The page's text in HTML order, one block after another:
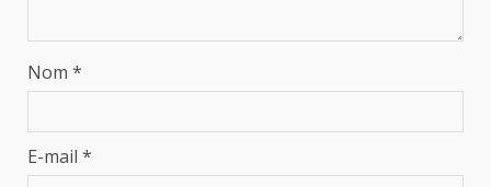
Nom *
E-mail *